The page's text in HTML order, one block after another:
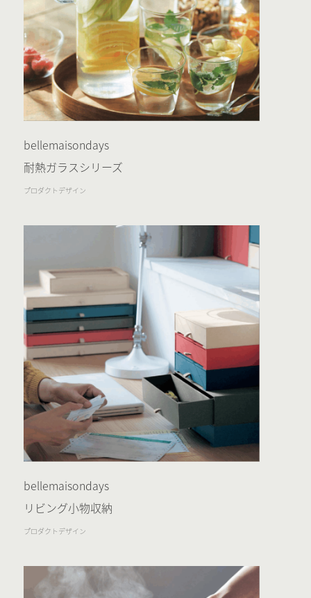
bellemaisondays
耐熱ガラスシリーズ
プロダクトデザイン
bellemaisondays
リビング小物収納
プロダクトデザイン